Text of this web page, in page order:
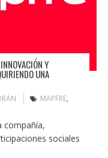
Y
UNA
MAPFRE,
compañía,
sociales